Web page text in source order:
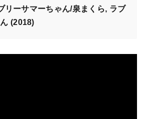
リーサマーちゃん/泉まくら, ラブ
(2018)